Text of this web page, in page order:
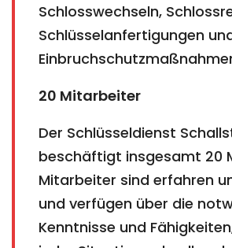
Schlosswechseln,
Schlüsselanfertigungen
20 Mitarbeiter
Der Schlüsseldienst
beschäftigt insgesamt 20
Mitarbeiter sind erfahren
und verfügen über die
Kenntnisse und